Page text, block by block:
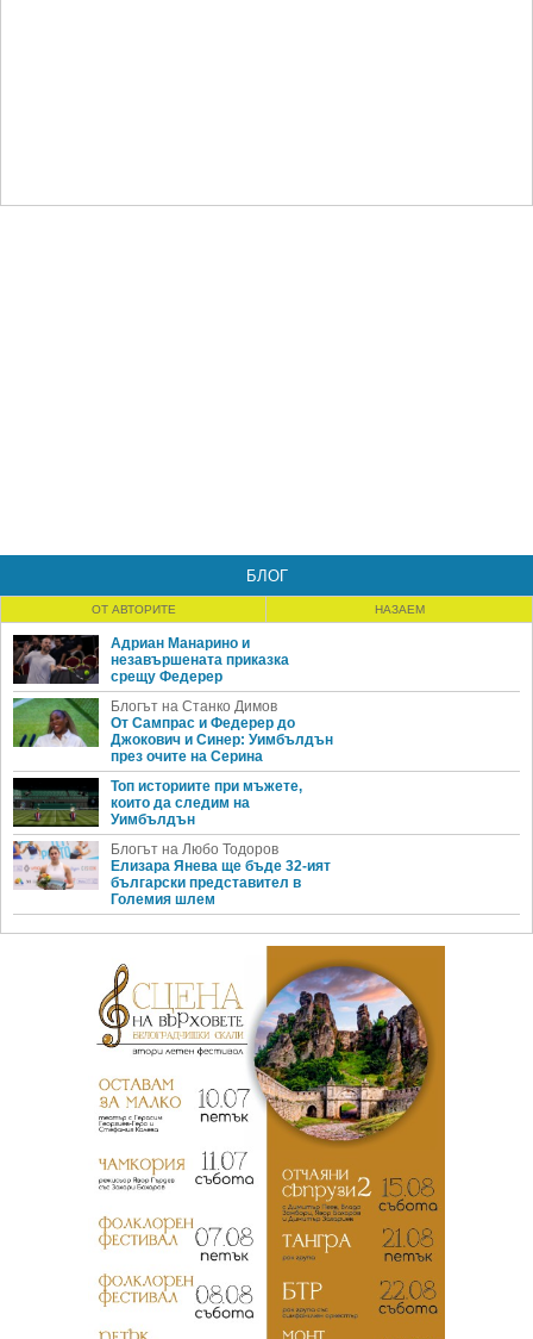
БЛОГ
ОТ АВТОРИТЕ НАЗАЕМ
Адриан Манарино и
незавършената приказка
срещу Федерер
Блогът на Станко Димов
От Сампрас и Федерер до
Джокович и Синер: Уимбълдън
през очите на Серина
Топ историите при мъжете,
които да следим на
Уимбълдън
Блогът на Любо Тодоров
Елизара Янева ще бъде 32-ият
български представител в
Големия шлем